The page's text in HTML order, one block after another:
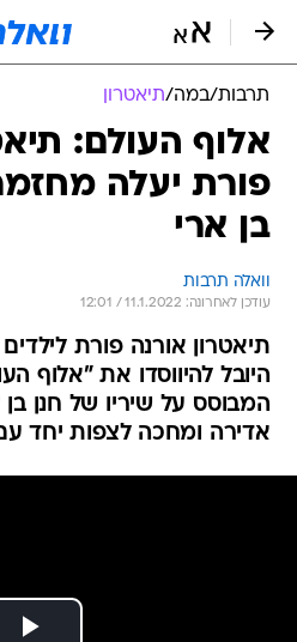
תרבות/במה/תיאטרון
אלוף העולם:
פורת יעלה
בן ארי
וואלה תרבות
עודכן לאחרונה: 11.1.2022 / 12:01
תיאטרון אורנה פורת
היובל להיווסדו את "אלוף
המבוסס על שיריו של חנן בן
אדירה ומחכה לצפות יחד